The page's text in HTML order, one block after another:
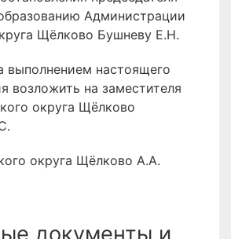
Администрации
Щёлково Бушневу Е.Н.
выполнением настоящего
возложить на заместителя
округа Щёлково
округа Щёлково А.А.